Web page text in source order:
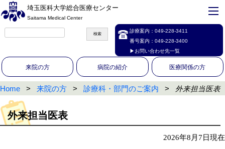
埼玉医科大学総合医療センター
Saitama Medical Center
診療案内：049-228-3411
番号案内：049-228-3400
▶お問い合わせ先一覧
来院の方 病院の紹介 医療関係の方
Home 来院の方 診療科・部門のご案内 外来担当医表
外来担当医表
2026年8月7日現在